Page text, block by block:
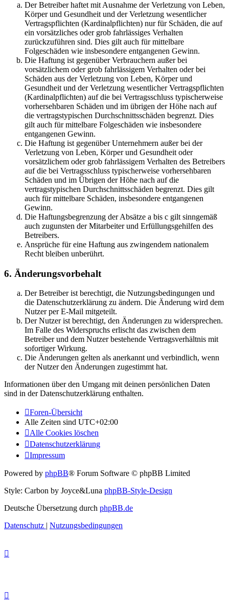
Der Betreiber haftet mit Ausnahme der Verletzung von Leben,
Körper und Gesundheit und der Verletzung wesentlicher
Vertragspflichten (Kardinalpflichten) nur für Schäden, die auf
ein vorsätzliches oder grob fahrlässiges Verhalten
zurückzuführen sind. Dies gilt auch für mittelbare
Folgeschäden wie insbesondere entgangenen Gewinn.
Die Haftung ist gegenüber Verbrauchern außer bei
vorsätzlichem oder grob fahrlässigem Verhalten oder bei
Schäden aus der Verletzung von Leben, Körper und
Gesundheit und der Verletzung wesentlicher Vertragspflichten
(Kardinalpflichten) auf die bei Vertragsschluss typischerweise
vorhersehbaren Schäden und im übrigen der Höhe nach auf
die vertragstypischen Durchschnittsschäden begrenzt. Dies
gilt auch für mittelbare Folgeschäden wie insbesondere
entgangenen Gewinn.
Die Haftung ist gegenüber Unternehmern außer bei der
Verletzung von Leben, Körper und Gesundheit oder
vorsätzlichem oder grob fahrlässigem Verhalten des Betreibers
auf die bei Vertragsschluss typischerweise vorhersehbaren
Schäden und im Übrigen der Höhe nach auf die
vertragstypischen Durchschnittsschäden begrenzt. Dies gilt
auch für mittelbare Schäden, insbesondere entgangenen
Gewinn.
Die Haftungsbegrenzung der Absätze a bis c gilt sinngemäß
auch zugunsten der Mitarbeiter und Erfüllungsgehilfen des
Betreibers.
Ansprüche für eine Haftung aus zwingendem nationalem
Recht bleiben unberührt.
6. Änderungsvorbehalt
Der Betreiber ist berechtigt, die Nutzungsbedingungen und
die Datenschutzerklärung zu ändern. Die Änderung wird dem
Nutzer per E-Mail mitgeteilt.
Der Nutzer ist berechtigt, den Änderungen zu widersprechen.
Im Falle des Widerspruchs erlischt das zwischen dem
Betreiber und dem Nutzer bestehende Vertragsverhältnis mit
sofortiger Wirkung.
Die Änderungen gelten als anerkannt und verbindlich, wenn
der Nutzer den Änderungen zugestimmt hat.
Informationen über den Umgang mit deinen persönlichen Daten
sind in der Datenschutzerklärung enthalten.
Foren-Übersicht
Alle Zeiten sind UTC+02:00
Alle Cookies löschen
Datenschutzerklärung
Impressum
Powered by phpBB® Forum Software © phpBB Limited
Style: Carbon by Joyce&Luna phpBB-Style-Design
Deutsche Übersetzung durch phpBB.de
Datenschutz | Nutzungsbedingungen